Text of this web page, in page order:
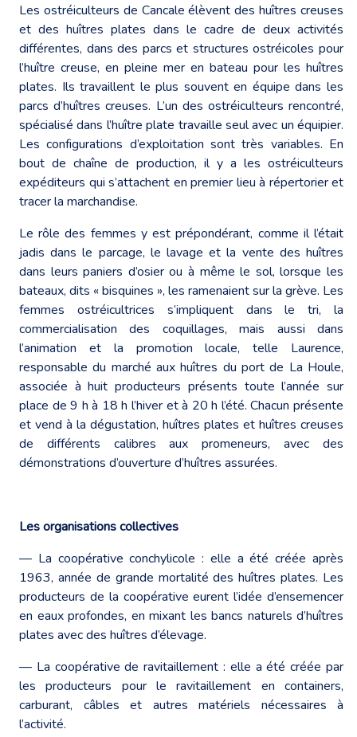
Les ostréiculteurs de Cancale élèvent des huîtres creuses
et des huîtres plates dans le cadre de deux activités
différentes, dans des parcs et structures ostréicoles pour
l’huître creuse, en pleine mer en bateau pour les huîtres
plates. Ils travaillent le plus souvent en équipe dans les
parcs d’huîtres creuses. L’un des ostréiculteurs rencontré,
spécialisé dans l’huître plate travaille seul avec un équipier.
Les configurations d’exploitation sont très variables. En
bout de chaîne de production, il y a les ostréiculteurs
expéditeurs qui s’attachent en premier lieu à répertorier et
tracer la marchandise.
Le rôle des femmes y est prépondérant, comme il l’était
jadis dans le parcage, le lavage et la vente des huîtres
dans leurs paniers d’osier ou à même le sol, lorsque les
bateaux, dits « bisquines », les ramenaient sur la grève. Les
femmes ostréicultrices s’impliquent dans le tri, la
commercialisation des coquillages, mais aussi dans
l’animation et la promotion locale, telle Laurence,
responsable du marché aux huîtres du port de La Houle,
associée à huit producteurs présents toute l’année sur
place de 9 h à 18 h l’hiver et à 20 h l’été. Chacun présente
et vend à la dégustation, huîtres plates et huîtres creuses
de différents calibres aux promeneurs, avec des
démonstrations d’ouverture d’huîtres assurées.
Les organisations collectives
— La coopérative conchylicole : elle a été créée après
1963, année de grande mortalité des huîtres plates. Les
producteurs de la coopérative eurent l’idée d’ensemencer
en eaux profondes, en mixant les bancs naturels d’huîtres
plates avec des huîtres d’élevage.
— La coopérative de ravitaillement : elle a été créée par
les producteurs pour le ravitaillement en containers,
carburant, câbles et autres matériels nécessaires à
l’activité.